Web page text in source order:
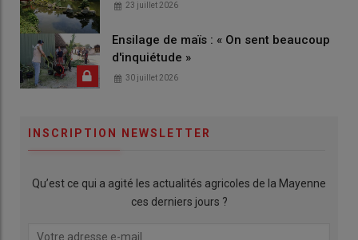
23 juillet 2026
Ensilage de maïs : « On sent beaucoup
d'inquiétude »
30 juillet 2026
INSCRIPTION NEWSLETTER
Qu’est ce qui a agité les actualités agricoles de la Mayenne
ces derniers jours ?